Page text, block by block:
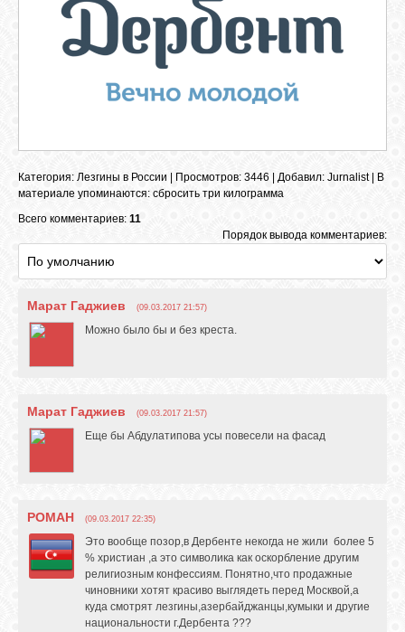
RSS
GOOGLE+
FACEBOOK
Категория: Лезгины в России | Просмотров: 3446 | Добавил: Jurnalist| В
материале упоминаются: сбросить три килограмма
Всего комментариев: 11
Порядок вывода комментариев:
Марат Гаджиев (09.03.2017 21:57)
Можно было бы и без креста.
Марат Гаджиев (09.03.2017 21:57)
Еще бы Абдулатипова усы повесели на фасад
РОМАН (09.03.2017 22:35)
Это вообще позор,в Дербенте некогда не жили более 5
% христиан ,а это символика как оскорбление другим
религиозным конфессиям. Понятно,что продажные
чиновники хотят красиво выглядеть перед Москвой,а
куда смотрят лезгины,азербайджанцы,кумыки и другие
национальности г.Дербента ???